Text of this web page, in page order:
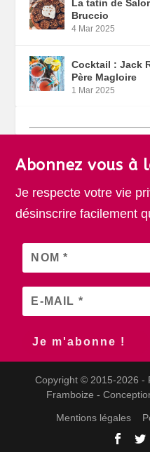
La tatin de
Bruccio
4 Mar 2025
Cocktail : Jack
Père Magloire
1 Mar 2025
Abonnez vous à
Je respecte votre vie
désinscrire facilement
Copyright © 2015-2026 -
Framboize -
Mentions légales